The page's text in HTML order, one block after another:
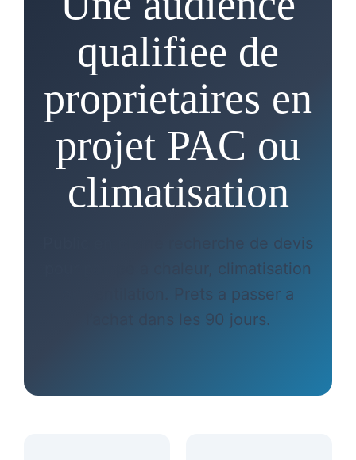
qualifiee de
proprietaires en
projet PAC ou
climatisation
Public en pleine recherche de devis
pour pompe a chaleur, climatisation
ou ventilation. Prets a passer a
l’achat dans les 90 jours.